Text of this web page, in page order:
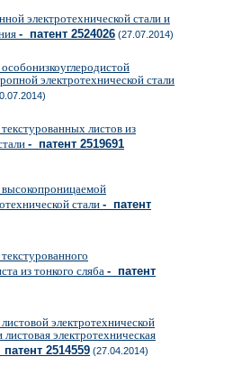
электротехнической стали и
- патент 2524026 (27.07.2014)
электротехнической стали
листов из
- патент 2519691
высокопроницаемой
стали- патент
из тонкого сляба- патент
электротехнической
электротехническая
2514559 (27.04.2014)